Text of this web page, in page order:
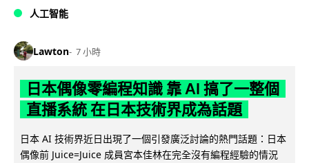
人工智能
Lawton 7 小時
日本偶像零編程知識 靠 AI 搞了一整個
直播系統 在日本技術界成為話題
日本 AI 技術界近日出現了一個引發廣泛討論的熱門話題：日本
偶像前 Juice=Juice 成員宮本佳林在完全沒有編程經驗的情況